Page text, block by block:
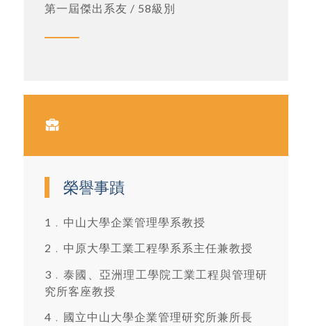
第一屆傑出系友 / 58級別
榮譽事蹟
1﹒中山大學企業管理學系教授
2﹒中原大學工業工程學系系主任兼教授
3﹒泰國、亞洲理工學院工業工程與管理研
究所客座教授
4﹒國立中山大學企業管理研究所兼所長